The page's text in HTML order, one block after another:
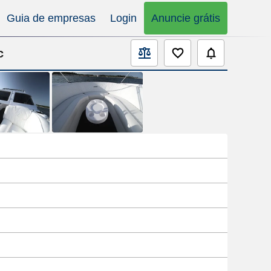
Guia de empresas Login Anuncie grátis